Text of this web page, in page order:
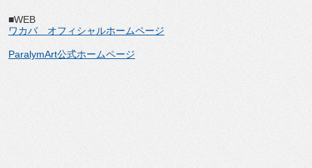
■WEB
ワカバ オフィシャルホームページ
ParalymArt公式ホームページ